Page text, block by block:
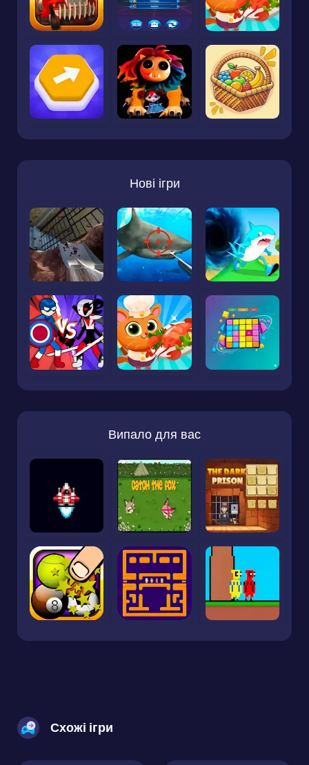
Нові ігри
Випало для вас
Схожі ігри